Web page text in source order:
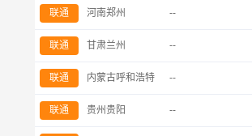
联通 河南郑州 --
联通 甘肃兰州 --
联通 内蒙古呼和浩特 --
联通 贵州贵阳 --